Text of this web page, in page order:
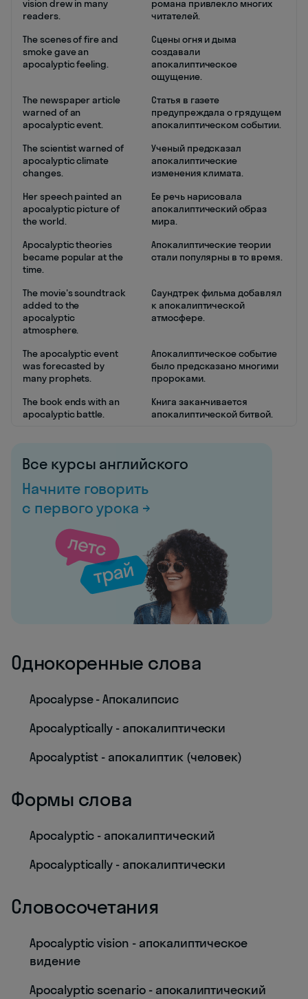
vision drew in many
readers.
романа привлекло многих
читателей.
The scenes of fire and
smoke gave an
apocalyptic feeling.
Сцены огня и дыма
создавали
апокалиптическое
ощущение.
The newspaper article
warned of an
apocalyptic event.
Статья в газете
предупреждала о грядущем
апокалиптическом событии.
The scientist warned of
apocalyptic climate
changes.
Ученый предсказал
апокалиптические
изменения климата.
Her speech painted an
apocalyptic picture of
the world.
Ее речь нарисовала
апокалиптический образ
мира.
Apocalyptic theories
became popular at the
time.
Апокалиптические теории
стали популярны в то время.
The movie's soundtrack
added to the
apocalyptic
atmosphere.
Саундтрек фильма добавлял
к апокалиптической
атмосфере.
The apocalyptic event
was forecasted by
many prophets.
Апокалиптическое событие
было предсказано многими
пророками.
The book ends with an
apocalyptic battle.
Книга заканчивается
апокалиптической битвой.
Все курсы английского
Начните говорить
с первого урока →
Однокоренные слова
Apocalypse - Апокалипсис
Apocalyptically - апокалиптически
Apocalyptist - апокалиптик (человек)
Формы слова
Apocalyptic - апокалиптический
Apocalyptically - апокалиптически
Словосочетания
Apocalyptic vision - апокалиптическое
видение
Apocalyptic scenario - апокалиптический